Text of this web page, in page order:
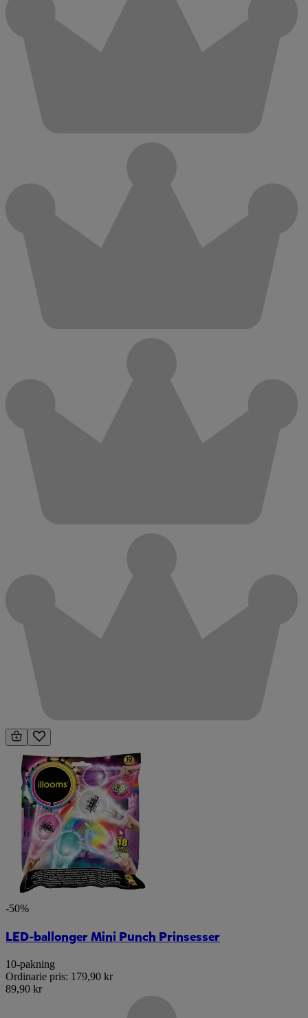
-50%
LED-ballonger Mini Punch Prinsesser
10-pakning
Ordinarie pris: 179,90 kr
89,90 kr